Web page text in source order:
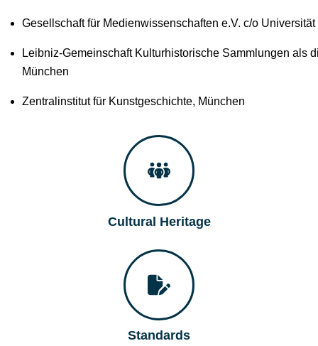
Gesellschaft für Medienwissenschaften e.V. c/o
Leibniz-Gemeinschaft Kulturhistorische Sammlungen als
München
Zentralinstitut für Kunstgeschichte, München
Cultural Heritage
Standards